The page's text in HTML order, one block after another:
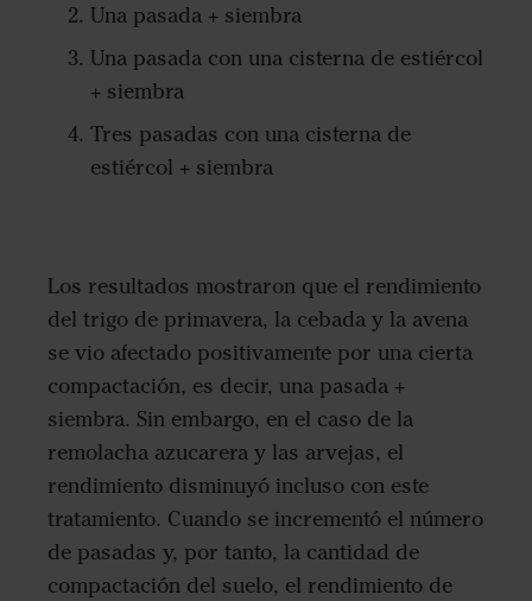
Una pasada + siembra
Una pasada con una cisterna de estiércol
+ siembra
Tres pasadas con una cisterna de
estiércol + siembra
Los resultados mostraron que el rendimiento
del trigo de primavera, la cebada y la avena
se vio afectado positivamente por una cierta
compactación, es decir, una pasada +
siembra. Sin embargo, en el caso de la
remolacha azucarera y las arvejas, el
rendimiento disminuyó incluso con este
tratamiento. Cuando se incrementó el número
de pasadas y, por tanto, la cantidad de
compactación del suelo, el rendimiento de